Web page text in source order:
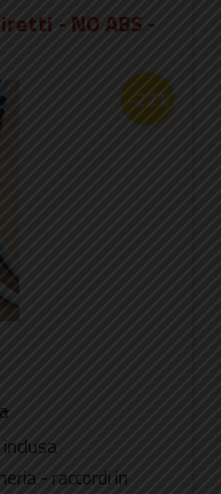
- NO ABS -
-22%
inclusa
- raccordi in